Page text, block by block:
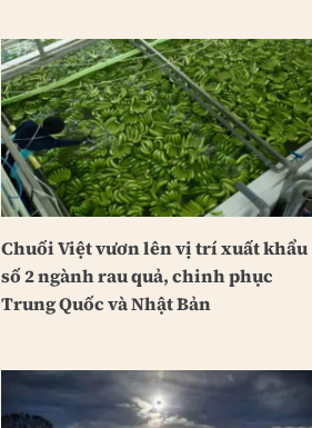
Chuối Việt vươn lên vị trí xuất khẩu
số 2 ngành rau quả, chinh phục
Trung Quốc và Nhật Bản